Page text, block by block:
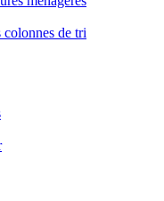
colonnes de tri